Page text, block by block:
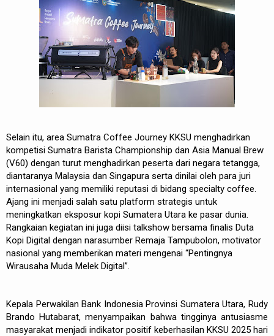
Selain itu, area Sumatra Coffee Journey KKSU menghadirkan
kompetisi Sumatra Barista Championship dan Asia Manual Brew
(V60) dengan turut menghadirkan peserta dari negara tetangga,
diantaranya Malaysia dan Singapura serta dinilai oleh para juri
internasional yang memiliki reputasi di bidang specialty coffee.
Ajang ini menjadi salah satu platform strategis untuk
meningkatkan eksposur kopi Sumatera Utara ke pasar dunia.
Rangkaian kegiatan ini juga diisi talkshow bersama finalis Duta
Kopi Digital dengan narasumber Remaja Tampubolon, motivator
nasional yang memberikan materi mengenai “Pentingnya
Wirausaha Muda Melek Digital”.
Kepala Perwakilan Bank Indonesia Provinsi Sumatera Utara, Rudy
Brando Hutabarat, menyampaikan bahwa tingginya antusiasme
masyarakat menjadi indikator positif keberhasilan KKSU 2025 hari